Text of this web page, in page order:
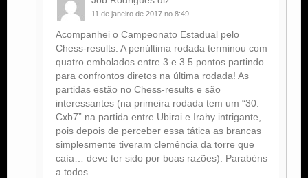
11 de janeiro de 2017 no 8:49
Acompanhei o Campeonato Estadual pelo
Chess-results. A penúltima rodada terminou com
quatro embolados entre 3 e 3.5 pontos partindo
para confrontos diretos na última rodada! As
partidas estão no Chess-results e são
interessantes (na primeira rodada tem um “30.
Cxb7” na partida entre Ubirai e Irahy intrigante,
pois depois de perceber essa tática as brancas
simplesmente tiveram clemência da torre que
caía… deve ter sido por boas razões). Parabéns
a todos.